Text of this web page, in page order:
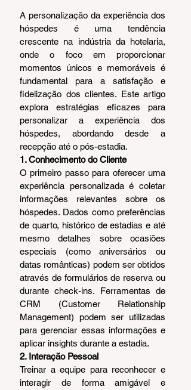
A personalização da experiência dos
hóspedes é uma tendência
crescente na indústria da hotelaria,
onde o foco em proporcionar
momentos únicos e memoráveis é
fundamental para a satisfação e
fidelização dos clientes. Este artigo
explora estratégias eficazes para
personalizar a experiência dos
hóspedes, abordando desde a
recepção até o pós-estadia.
1. Conhecimento do Cliente
O primeiro passo para oferecer uma
experiência personalizada é coletar
informações relevantes sobre os
hóspedes. Dados como preferências
de quarto, histórico de estadias e até
mesmo detalhes sobre ocasiões
especiais (como aniversários ou
datas românticas) podem ser obtidos
através de formulários de reserva ou
durante check-ins. Ferramentas de
CRM (Customer Relationship
Management) podem ser utilizadas
para gerenciar essas informações e
aplicar insights durante a estadia.
2. Interação Pessoal
Treinar a equipe para reconhecer e
interagir de forma amigável e